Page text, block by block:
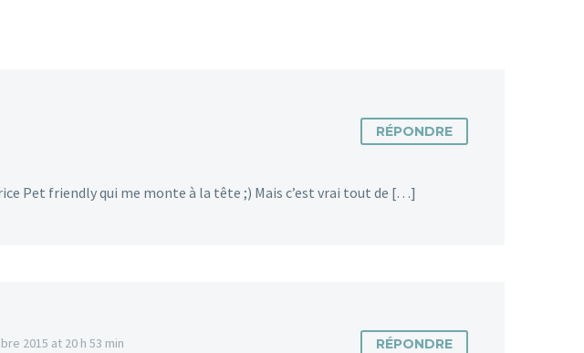
RÉPONDRE
Pet friendly qui me monte à la tête ;) Mais c’est vrai tout de […]
2015 at 20 h 53 min RÉPONDRE